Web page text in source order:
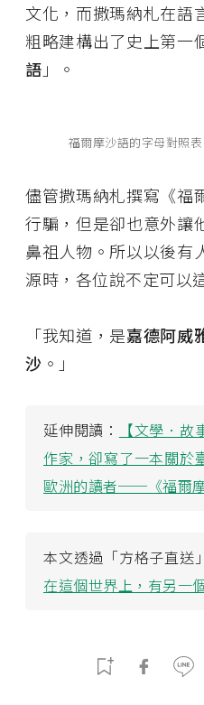
文化，而撒瑪納札在語
粗略建構出了史上第一
語 」。
福爾摩沙語的字母對照表
儘管撒瑪納札撰寫《福
行騙，但是卻也意外讓
鼻祖人物。所以以後有
源時，各位說不定可以
「我知道，是嘉德阿威
沙 。」
延伸閱讀：
【文學．
作家，卻寫了一本關於
歐洲的讀者──《福爾摩
本文透過「方格子直送
在這個世界上，有另一